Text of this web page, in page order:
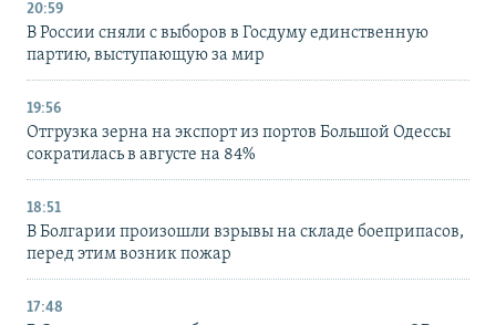
20:59
В России сняли с выборов в Госдуму единственную
партию, выступающую за мир
19:56
Отгрузка зерна на экспорт из портов Большой Одессы
сократилась в августе на 84%
18:51
В Болгарии произошли взрывы на складе боеприпасов,
перед этим возник пожар
17:48